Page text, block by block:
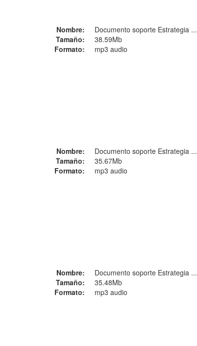
Nombre:
Documento soporte Estrategia ...
Tamaño:
38.59Mb
Formato:
mp3 audio
Nombre:
Documento soporte Estrategia ...
Tamaño:
35.67Mb
Formato:
mp3 audio
Nombre:
Documento soporte Estrategia ...
Tamaño:
35.48Mb
Formato:
mp3 audio